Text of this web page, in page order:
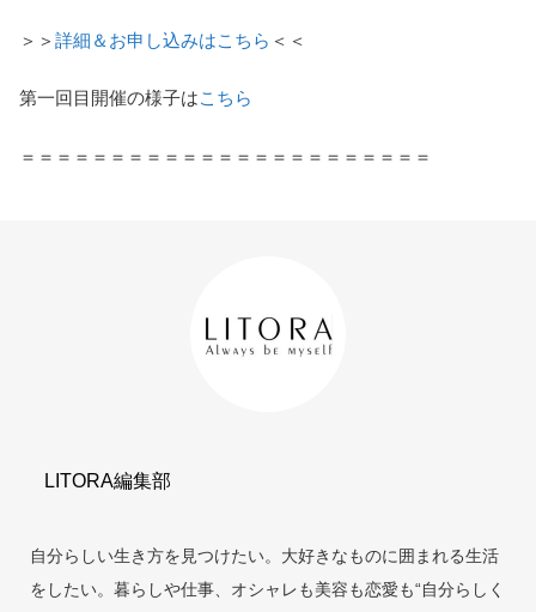
＞＞ 詳細＆お申し込みはこちら ＜＜
第一回目開催の様子はこちら
＝＝＝＝＝＝＝＝＝＝＝＝＝＝＝＝＝＝＝＝＝＝＝
LITORA編集部
自分らしい生き方を見つけたい。大好きなものに囲まれる生活
をしたい。暮らしや仕事、オシャレも美容も恋愛も“自分らしく